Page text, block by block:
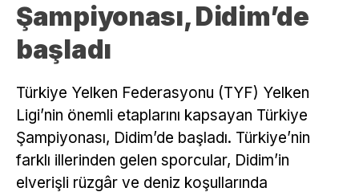
Şampiyonası, Didim’de
başladı
Türkiye Yelken Federasyonu (TYF) Yelken
Ligi’nin önemli etaplarını kapsayan Türkiye
Şampiyonası, Didim’de başladı. Türkiye’nin
farklı illerinden gelen sporcular, Didim’in
elverişli rüzgâr ve deniz koşullarında